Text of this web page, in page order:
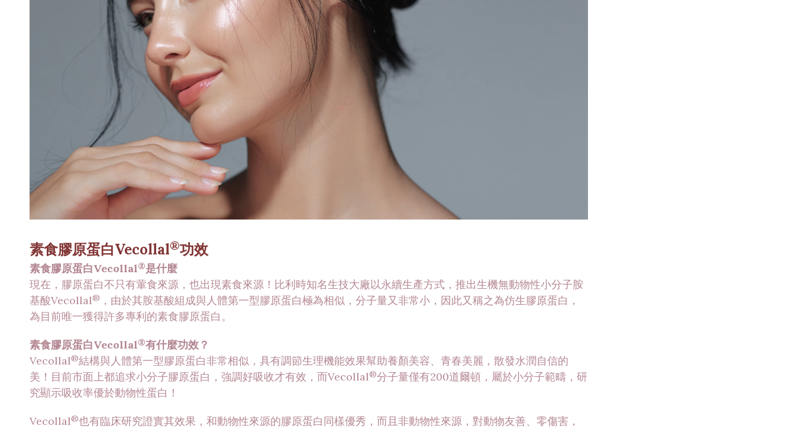
素食膠原蛋白Vecollal®功效
素食膠原蛋白Vecollal®是什麼
現在，膠原蛋白不只有葷食來源，也出現素食來源！比利時知名生技大廠以永續生產方式，推出生機無動物性小分子胺
基酸Vecollal® ，由於其胺基酸組成與人體第一型膠原蛋白極為相似，分子量又非常小，因此又稱之為仿生膠原蛋白，
為目前唯一獲得許多專利的素食膠原蛋白。
素食膠原蛋白Vecollal®有什麼功效？
Vecollal®結構與人體第一型膠原蛋白非常相似，具有調節生理機能效果幫助養顏美容、青春美麗，散發水潤自信的
美！目前市面上都追求小分子膠原蛋白，強調好吸收才有效，而Vecollal®分子量僅有200道爾頓，屬於小分子範疇，研
究顯示吸收率優於動物性蛋白！
Vecollal®也有臨床研究證實其效果，和動物性來源的膠原蛋白同樣優秀，而且非動物性來源，對動物友善、零傷害，